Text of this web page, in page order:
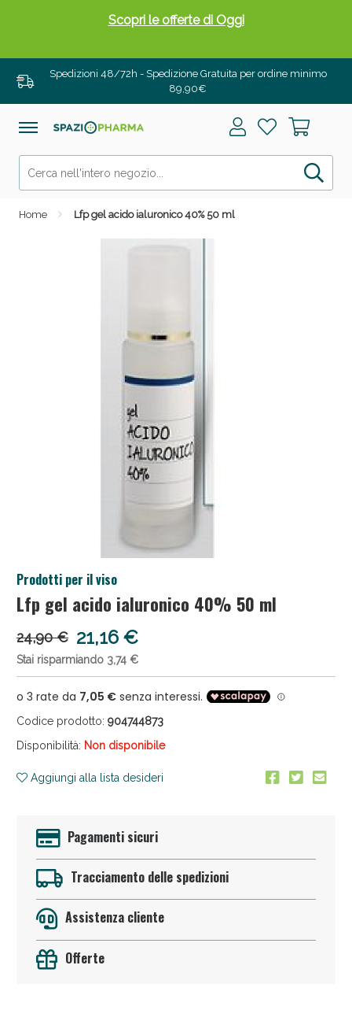
Spedizioni 48/72h - Spedizione Gratuita per ordine minimo
89,90€
Home Lfp gel acido ialuronico 40% 50 ml
Prodotti per il viso
Lfp gel acido ialuronico 40% 50 ml
24,90 € 21,16 €
Stai risparmiando 3,74 €
Codice prodotto: 904744873
Disponibilità: Non disponibile
Aggiungi alla lista desideri
Pagamenti sicuri
Tracciamento delle spedizioni
Assistenza cliente
Offerte
Scopri le offerte di Oggi
Salini e Multivitaminici: oggi Sconto extra fino al
Anticellulite e Fanghi: Sconto fino al 40% valido
oggi!